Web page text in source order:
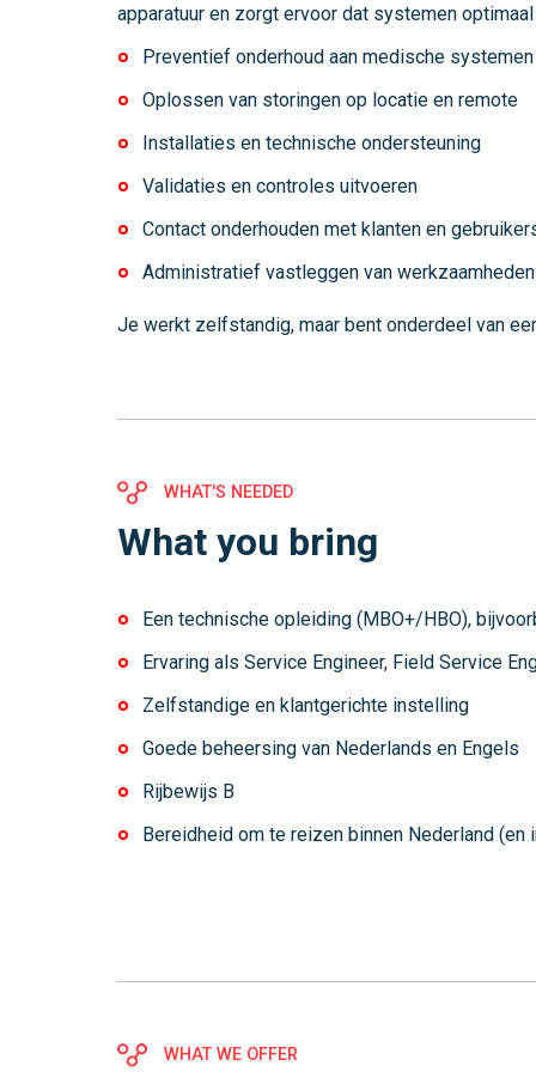
apparatuur en zorgt ervoor dat systemen
Preventief onderhoud aan medische systemen
Oplossen van storingen op locatie en remote
Installaties en technische ondersteuning
Validaties en controles uitvoeren
Contact onderhouden met klanten en
Administratief vastleggen van werkzaamheden
Je werkt zelfstandig, maar bent onderdeel van
WHAT'S NEEDED
What you bring
Een technische opleiding (MBO+/HBO),
Ervaring als Service Engineer, Field Service
Zelfstandige en klantgerichte instelling
Goede beheersing van Nederlands en Engels
Rijbewijs B
Bereidheid om te reizen binnen Nederland (en
WHAT WE OFFER